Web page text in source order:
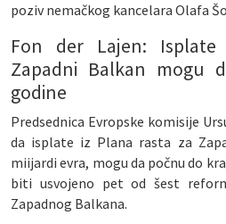
poziv nemačkog kancelara Olafa
Fon der Lajen:
Zapadni Balkan mogu
godine
Predsednica Evropske komisije
da isplate iz Plana rasta za
miijardi evra, mogu da počnu do
biti usvojeno pet od šest
Zapadnog Balkana.